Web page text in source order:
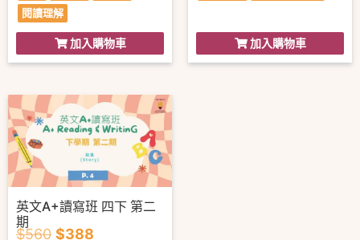
閱讀理解
加入購物車 加入購物車
英文A+讀寫班 四下 第二
期
$560 $388